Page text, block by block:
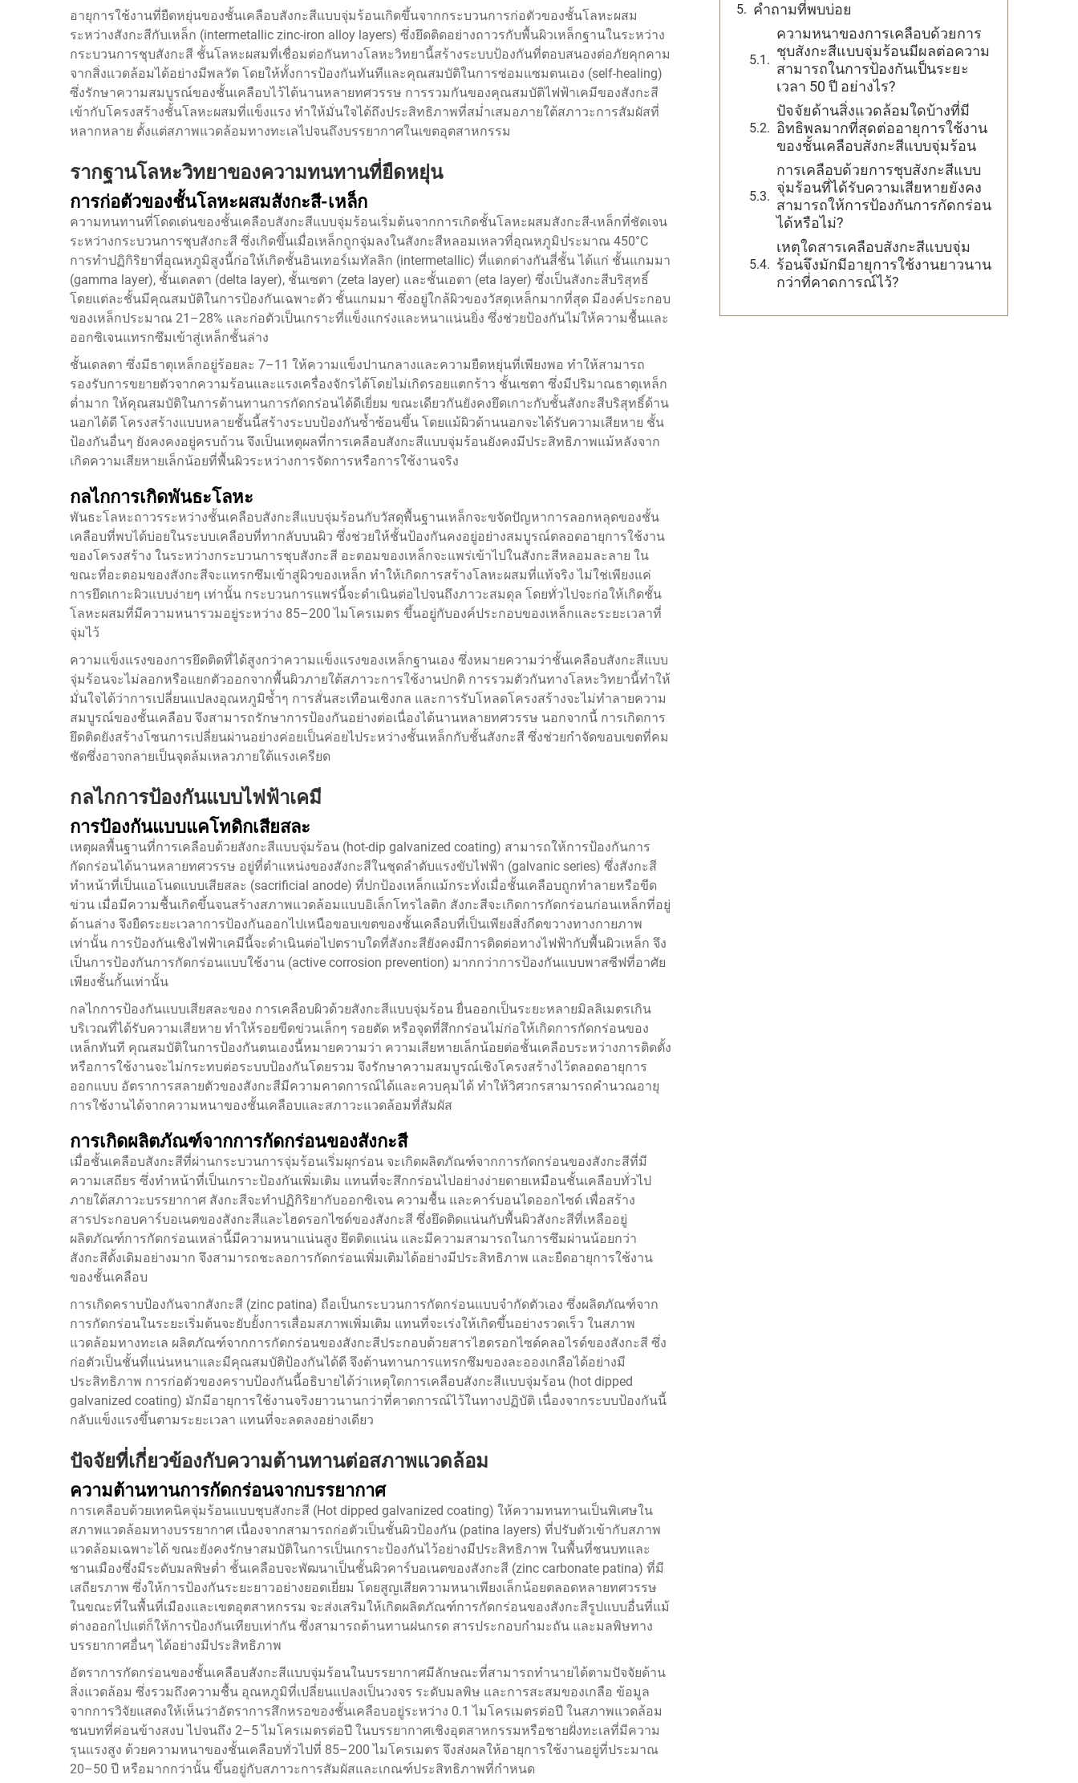
อายุการใช้งานที่ยืดหยุ่นของชั้นเคลือบสังกะสีแบบจุ่มร้อนเกิดขึ้นจากกระบวนการก่อตัวของชั้นโลหะผสม
ระหว่างสังกะสีกับเหล็ก (intermetallic zinc-iron alloy layers) ซึ่งยึดติดอย่างถาวรกับพื้นผิวเหล็กฐานในระหว่าง
กระบวนการชุบสังกะสี ชั้นโลหะผสมที่เชื่อมต่อกันทางโลหะวิทยานี้สร้างระบบป้องกันที่ตอบสนองต่อภัยคุกคาม
จากสิ่งแวดล้อมได้อย่างมีพลวัต โดยให้ทั้งการป้องกันทันทีและคุณสมบัติในการซ่อมแซมตนเอง (self-healing)
ซึ่งรักษาความสมบูรณ์ของชั้นเคลือบไว้ได้นานหลายทศวรรษ การรวมกันของคุณสมบัติไฟฟ้าเคมีของสังกะสี
เข้ากับโครงสร้างชั้นโลหะผสมที่แข็งแรง ทำให้มั่นใจได้ถึงประสิทธิภาพที่สม่ำเสมอภายใต้สภาวะการสัมผัสที่
หลากหลาย ตั้งแต่สภาพแวดล้อมทางทะเลไปจนถึงบรรยากาศในเขตอุตสาหกรรม
รากฐานโลหะวิทยาของความทนทานที่ยืดหยุ่น
การก่อตัวของชั้นโลหะผสมสังกะสี-เหล็ก
ความทนทานที่โดดเด่นของชั้นเคลือบสังกะสีแบบจุ่มร้อนเริ่มต้นจากการเกิดชั้นโลหะผสมสังกะสี-เหล็กที่ชัดเจน
ระหว่างกระบวนการชุบสังกะสี ซึ่งเกิดขึ้นเมื่อเหล็กถูกจุ่มลงในสังกะสีหลอมเหลวที่อุณหภูมิประมาณ 450°C
การทำปฏิกิริยาที่อุณหภูมิสูงนี้ก่อให้เกิดชั้นอินเทอร์เมทัลลิก (intermetallic) ที่แตกต่างกันสี่ชั้น ได้แก่ ชั้นแกมมา
(gamma layer), ชั้นเดลตา (delta layer), ชั้นเซตา (zeta layer) และชั้นเอตา (eta layer) ซึ่งเป็นสังกะสีบริสุทธิ์
โดยแต่ละชั้นมีคุณสมบัติในการป้องกันเฉพาะตัว ชั้นแกมมา ซึ่งอยู่ใกล้ผิวของวัสดุเหล็กมากที่สุด มีองค์ประกอบ
ของเหล็กประมาณ 21–28% และก่อตัวเป็นเกราะที่แข็งแกร่งและหนาแน่นยิ่ง ซึ่งช่วยป้องกันไม่ให้ความชื้นและ
ออกซิเจนแทรกซึมเข้าสู่เหล็กชั้นล่าง
ชั้นเดลตา ซึ่งมีธาตุเหล็กอยู่ร้อยละ 7–11 ให้ความแข็งปานกลางและความยืดหยุ่นที่เพียงพอ ทำให้สามารถ
รองรับการขยายตัวจากความร้อนและแรงเครื่องจักรได้โดยไม่เกิดรอยแตกร้าว ชั้นเซตา ซึ่งมีปริมาณธาตุเหล็ก
ต่ำมาก ให้คุณสมบัติในการต้านทานการกัดกร่อนได้ดีเยี่ยม ขณะเดียวกันยังคงยึดเกาะกับชั้นสังกะสีบริสุทธิ์ด้าน
นอกได้ดี โครงสร้างแบบหลายชั้นนี้สร้างระบบป้องกันซ้ำซ้อนขึ้น โดยแม้ผิวด้านนอกจะได้รับความเสียหาย ชั้น
ป้องกันอื่นๆ ยังคงคงอยู่ครบถ้วน จึงเป็นเหตุผลที่การเคลือบสังกะสีแบบจุ่มร้อนยังคงมีประสิทธิภาพแม้หลังจาก
เกิดความเสียหายเล็กน้อยที่พื้นผิวระหว่างการจัดการหรือการใช้งานจริง
กลไกการเกิดพันธะโลหะ
พันธะโลหะถาวรระหว่างชั้นเคลือบสังกะสีแบบจุ่มร้อนกับวัสดุพื้นฐานเหล็กจะขจัดปัญหาการลอกหลุดของชั้น
เคลือบที่พบได้บ่อยในระบบเคลือบที่ทากลับบนผิว ซึ่งช่วยให้ชั้นป้องกันคงอยู่อย่างสมบูรณ์ตลอดอายุการใช้งาน
ของโครงสร้าง ในระหว่างกระบวนการชุบสังกะสี อะตอมของเหล็กจะแพร่เข้าไปในสังกะสีหลอมละลาย ใน
ขณะที่อะตอมของสังกะสีจะแทรกซึมเข้าสู่ผิวของเหล็ก ทำให้เกิดการสร้างโลหะผสมที่แท้จริง ไม่ใช่เพียงแค่
การยึดเกาะผิวแบบง่ายๆ เท่านั้น กระบวนการแพร่นี้จะดำเนินต่อไปจนถึงภาวะสมดุล โดยทั่วไปจะก่อให้เกิดชั้น
โลหะผสมที่มีความหนารวมอยู่ระหว่าง 85–200 ไมโครเมตร ขึ้นอยู่กับองค์ประกอบของเหล็กและระยะเวลาที่
จุ่มไว้
ความแข็งแรงของการยึดติดที่ได้สูงกว่าความแข็งแรงของเหล็กฐานเอง ซึ่งหมายความว่าชั้นเคลือบสังกะสีแบบ
จุ่มร้อนจะไม่ลอกหรือแยกตัวออกจากพื้นผิวภายใต้สภาวะการใช้งานปกติ การรวมตัวกันทางโลหะวิทยานี้ทำให้
มั่นใจได้ว่าการเปลี่ยนแปลงอุณหภูมิซ้ำๆ การสั่นสะเทือนเชิงกล และการรับโหลดโครงสร้างจะไม่ทำลายความ
สมบูรณ์ของชั้นเคลือบ จึงสามารถรักษาการป้องกันอย่างต่อเนื่องได้นานหลายทศวรรษ นอกจากนี้ การเกิดการ
ยึดติดยังสร้างโซนการเปลี่ยนผ่านอย่างค่อยเป็นค่อยไประหว่างชั้นเหล็กกับชั้นสังกะสี ซึ่งช่วยกำจัดขอบเขตที่คม
ชัดซึ่งอาจกลายเป็นจุดล้มเหลวภายใต้แรงเครียด
กลไกการป้องกันแบบไฟฟ้าเคมี
การป้องกันแบบแคโทดิกเสียสละ
เหตุผลพื้นฐานที่การเคลือบด้วยสังกะสีแบบจุ่มร้อน (hot-dip galvanized coating) สามารถให้การป้องกันการ
กัดกร่อนได้นานหลายทศวรรษ อยู่ที่ตำแหน่งของสังกะสีในชุดลำดับแรงขับไฟฟ้า (galvanic series) ซึ่งสังกะสี
ทำหน้าที่เป็นแอโนดแบบเสียสละ (sacrificial anode) ที่ปกป้องเหล็กแม้กระทั่งเมื่อชั้นเคลือบถูกทำลายหรือขีด
ข่วน เมื่อมีความชื้นเกิดขึ้นจนสร้างสภาพแวดล้อมแบบอิเล็กโทรไลติก สังกะสีจะเกิดการกัดกร่อนก่อนเหล็กที่อยู่
ด้านล่าง จึงยืดระยะเวลาการป้องกันออกไปเหนือขอบเขตของชั้นเคลือบที่เป็นเพียงสิ่งกีดขวางทางกายภาพ
เท่านั้น การป้องกันเชิงไฟฟ้าเคมีนี้จะดำเนินต่อไปตราบใดที่สังกะสียังคงมีการติดต่อทางไฟฟ้ากับพื้นผิวเหล็ก จึง
เป็นการป้องกันการกัดกร่อนแบบใช้งาน (active corrosion prevention) มากกว่าการป้องกันแบบพาสซีฟที่อาศัย
เพียงชั้นกั้นเท่านั้น
กลไกการป้องกันแบบเสียสละของ การเคลือบผิวด้วยสังกะสีแบบจุ่มร้อน ยื่นออกเป็นระยะหลายมิลลิเมตรเกิน
บริเวณที่ได้รับความเสียหาย ทำให้รอยขีดข่วนเล็กๆ รอยตัด หรือจุดที่สึกกร่อนไม่ก่อให้เกิดการกัดกร่อนของ
เหล็กทันที คุณสมบัติในการป้องกันตนเองนี้หมายความว่า ความเสียหายเล็กน้อยต่อชั้นเคลือบระหว่างการติดตั้ง
หรือการใช้งานจะไม่กระทบต่อระบบป้องกันโดยรวม จึงรักษาความสมบูรณ์เชิงโครงสร้างไว้ตลอดอายุการ
ออกแบบ อัตราการสลายตัวของสังกะสีมีความคาดการณ์ได้และควบคุมได้ ทำให้วิศวกรสามารถคำนวณอายุ
การใช้งานได้จากความหนาของชั้นเคลือบและสภาวะแวดล้อมที่สัมผัส
การเกิดผลิตภัณฑ์จากการกัดกร่อนของสังกะสี
เมื่อชั้นเคลือบสังกะสีที่ผ่านกระบวนการจุ่มร้อนเริ่มผุกร่อน จะเกิดผลิตภัณฑ์จากการกัดกร่อนของสังกะสีที่มี
ความเสถียร ซึ่งทำหน้าที่เป็นเกราะป้องกันเพิ่มเติม แทนที่จะสึกกร่อนไปอย่างง่ายดายเหมือนชั้นเคลือบทั่วไป
ภายใต้สภาวะบรรยากาศ สังกะสีจะทำปฏิกิริยากับออกซิเจน ความชื้น และคาร์บอนไดออกไซด์ เพื่อสร้าง
สารประกอบคาร์บอเนตของสังกะสีและไฮดรอกไซด์ของสังกะสี ซึ่งยึดติดแน่นกับพื้นผิวสังกะสีที่เหลืออยู่
ผลิตภัณฑ์การกัดกร่อนเหล่านี้มีความหนาแน่นสูง ยึดติดแน่น และมีความสามารถในการซึมผ่านน้อยกว่า
สังกะสีดั้งเดิมอย่างมาก จึงสามารถชะลอการกัดกร่อนเพิ่มเติมได้อย่างมีประสิทธิภาพ และยืดอายุการใช้งาน
ของชั้นเคลือบ
การเกิดคราบป้องกันจากสังกะสี (zinc patina) ถือเป็นกระบวนการกัดกร่อนแบบจำกัดตัวเอง ซึ่งผลิตภัณฑ์จาก
การกัดกร่อนในระยะเริ่มต้นจะยับยั้งการเสื่อมสภาพเพิ่มเติม แทนที่จะเร่งให้เกิดขึ้นอย่างรวดเร็ว ในสภาพ
แวดล้อมทางทะเล ผลิตภัณฑ์จากการกัดกร่อนของสังกะสีประกอบด้วยสารไฮดรอกไซด์คลอไรด์ของสังกะสี ซึ่ง
ก่อตัวเป็นชั้นที่แน่นหนาและมีคุณสมบัติป้องกันได้ดี จึงต้านทานการแทรกซึมของละอองเกลือได้อย่างมี
ประสิทธิภาพ การก่อตัวของคราบป้องกันนี้อธิบายได้ว่าเหตุใดการเคลือบสังกะสีแบบจุ่มร้อน (hot dipped
galvanized coating) มักมีอายุการใช้งานจริงยาวนานกว่าที่คาดการณ์ไว้ในทางปฏิบัติ เนื่องจากระบบป้องกันนี้
กลับแข็งแรงขึ้นตามระยะเวลา แทนที่จะลดลงอย่างเดียว
ปัจจัยที่เกี่ยวข้องกับความต้านทานต่อสภาพแวดล้อม
ความต้านทานการกัดกร่อนจากบรรยากาศ
การเคลือบด้วยเทคนิคจุ่มร้อนแบบชุบสังกะสี (Hot dipped galvanized coating) ให้ความทนทานเป็นพิเศษใน
สภาพแวดล้อมทางบรรยากาศ เนื่องจากสามารถก่อตัวเป็นชั้นผิวป้องกัน (patina layers) ที่ปรับตัวเข้ากับสภาพ
แวดล้อมเฉพาะได้ ขณะยังคงรักษาสมบัติในการเป็นเกราะป้องกันไว้อย่างมีประสิทธิภาพ ในพื้นที่ชนบทและ
ชานเมืองซึ่งมีระดับมลพิษต่ำ ชั้นเคลือบจะพัฒนาเป็นชั้นผิวคาร์บอเนตของสังกะสี (zinc carbonate patina) ที่มี
เสถียรภาพ ซึ่งให้การป้องกันระยะยาวอย่างยอดเยี่ยม โดยสูญเสียความหนาเพียงเล็กน้อยตลอดหลายทศวรรษ
ในขณะที่ในพื้นที่เมืองและเขตอุตสาหกรรม จะส่งเสริมให้เกิดผลิตภัณฑ์การกัดกร่อนของสังกะสีรูปแบบอื่นที่แม้
ต่างออกไปแต่ก็ให้การป้องกันเทียบเท่ากัน ซึ่งสามารถต้านทานฝนกรด สารประกอบกำมะถัน และมลพิษทาง
บรรยากาศอื่นๆ ได้อย่างมีประสิทธิภาพ
อัตราการกัดกร่อนของชั้นเคลือบสังกะสีแบบจุ่มร้อนในบรรยากาศมีลักษณะที่สามารถทำนายได้ตามปัจจัยด้าน
สิ่งแวดล้อม ซึ่งรวมถึงความชื้น อุณหภูมิที่เปลี่ยนแปลงเป็นวงจร ระดับมลพิษ และการสะสมของเกลือ ข้อมูล
จากการวิจัยแสดงให้เห็นว่าอัตราการสึกหรอของชั้นเคลือบอยู่ระหว่าง 0.1 ไมโครเมตรต่อปี ในสภาพแวดล้อม
ชนบทที่ค่อนข้างสงบ ไปจนถึง 2–5 ไมโครเมตรต่อปี ในบรรยากาศเชิงอุตสาหกรรมหรือชายฝั่งทะเลที่มีความ
รุนแรงสูง ด้วยความหนาของชั้นเคลือบทั่วไปที่ 85–200 ไมโครเมตร จึงส่งผลให้อายุการใช้งานอยู่ที่ประมาณ
20–50 ปี หรือมากกว่านั้น ขึ้นอยู่กับสภาวะการสัมผัสและเกณฑ์ประสิทธิภาพที่กำหนด
คำถามที่พบบ่อย
ความหนาของการเคลือบด้วยการ
ชุบสังกะสีแบบจุ่มร้อนมีผลต่อความ
สามารถในการป้องกันเป็นระยะ
เวลา 50 ปี อย่างไร?
ปัจจัยด้านสิ่งแวดล้อมใดบ้างที่มี
อิทธิพลมากที่สุดต่ออายุการใช้งาน
ของชั้นเคลือบสังกะสีแบบจุ่มร้อน
การเคลือบด้วยการชุบสังกะสีแบบ
จุ่มร้อนที่ได้รับความเสียหายยังคง
สามารถให้การป้องกันการกัดกร่อน
ได้หรือไม่?
เหตุใดสารเคลือบสังกะสีแบบจุ่ม
ร้อนจึงมักมีอายุการใช้งานยาวนาน
กว่าที่คาดการณ์ไว้?